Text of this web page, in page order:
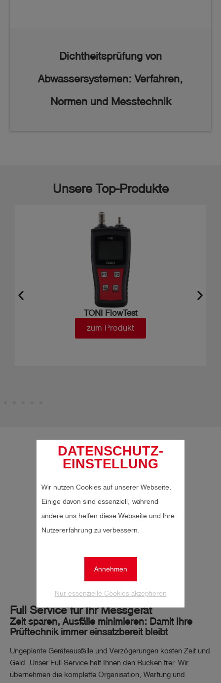
DATENSCHUTZ-
EINSTELLUNG
Wir nutzen Cookies auf unserer Webseite.
Einige davon sind essenziell, während
andere uns helfen diese Webseite und Ihre
Nutzererfahrung zu verbessern.
Annehmen
Nur essenzielle Cookies akzeptieren
Dichtheitsprüfung von
Abwassersystemen: Verfahren,
Normen und Messtechnik
Unsere Top-Produkte
TONI FlowTest
zum Produkt
Full Service für Ihr Messgerät
Zeit sparen, Ausfälle minimieren: Damit Ihre
Prüftechnik immer einsatzbereit bleibt
Ungeplante Geräteausfälle und Verzögerungen kosten Zeit und
Geld. Unser Full Service hält Ihnen den Rücken frei: Wir
übernehmen die komplette Organisation, Wartung und